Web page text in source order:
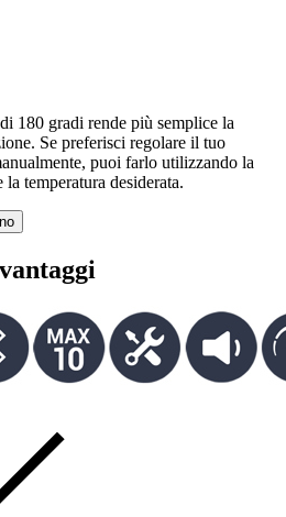
180 gradi rende più semplice la
Se preferisci regolare il tuo
puoi farlo utilizzando la
temperatura desiderata.